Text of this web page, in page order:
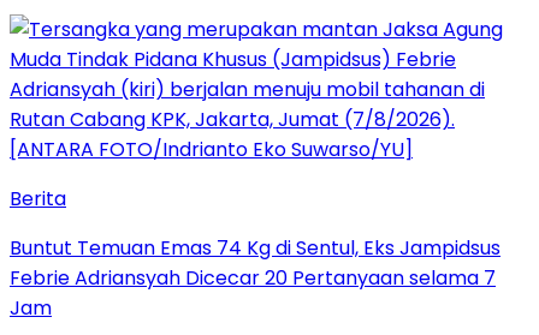
Berita
Buntut Temuan Emas 74 Kg di Sentul, Eks Jampidsus
Febrie Adriansyah Dicecar 20 Pertanyaan selama 7
Jam